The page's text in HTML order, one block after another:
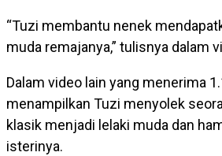
“Tuzi membantu nenek
muda remajanya,” tulisnya dalam
Dalam video lain yang menerima
menampilkan Tuzi menyolek
klasik menjadi lelaki muda dan
isterinya.